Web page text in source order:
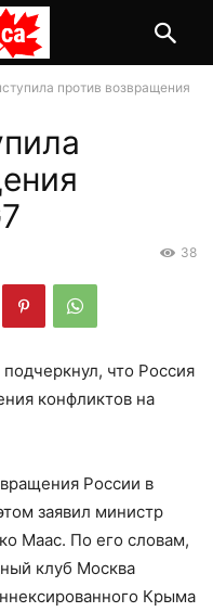
против возвращения
38
что Россия
конфликтов на
России в
заявил министр
Маас. По его словам,
клуб Москва
Крыма